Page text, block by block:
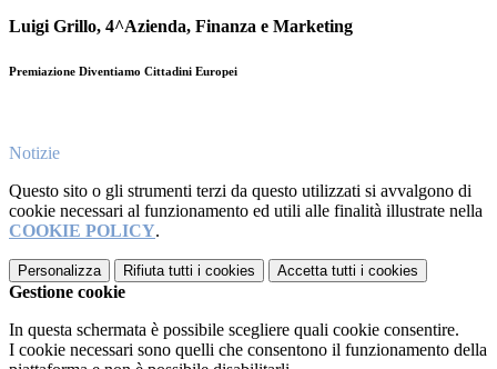
Luigi Grillo, 4^Azienda, Finanza e Marketing
Premiazione Diventiamo Cittadini Europei
Notizie
Questo sito o gli strumenti terzi da questo utilizzati si avvalgono di
cookie necessari al funzionamento ed utili alle finalità illustrate nella
COOKIE POLICY.
Personalizza Rifiuta tutti i cookies Accetta tutti i cookies
Gestione cookie
In questa schermata è possibile scegliere quali cookie consentire.
I cookie necessari sono quelli che consentono il funzionamento della